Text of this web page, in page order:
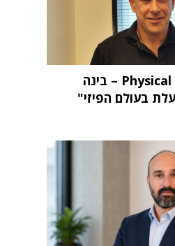
"העתיד הוא Physical AI – בינה
בעולם הפיזי"